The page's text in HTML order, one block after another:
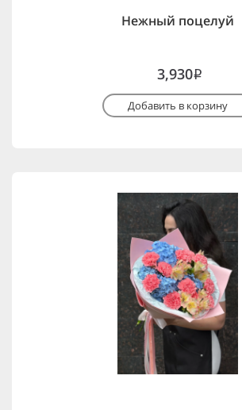
Нежный поцелуй
3,930i
Добавить в корзину